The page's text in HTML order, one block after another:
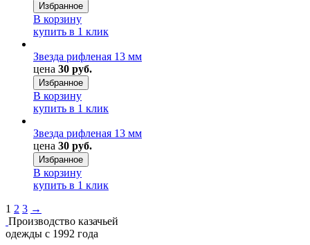
Избранное
В корзину
купить в 1 клик
Звезда рифленая 13 мм
цена 30 руб.
Избранное
В корзину
купить в 1 клик
Звезда рифленая 13 мм
цена 30 руб.
Избранное
В корзину
купить в 1 клик
1 2 3 →
Производство казачьей
одежды с 1992 года